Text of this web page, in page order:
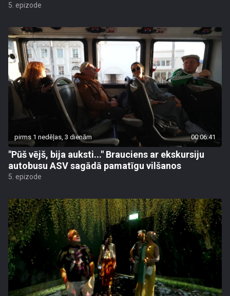
5. epizode
pirms 1 nedēļas, 3 dienām 00:06:41
"Pūš vējš, bija auksti..." Brauciens ar ekskursiju
autobusu ASV sagādā pamatīgu vilšanos
5. epizode